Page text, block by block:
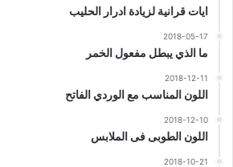
ايات قرانية لزيادة ادرار الحليب
2018-05-17
ما الذي يبطل مفعول الخمر
2018-12-11
اللون المناسب مع الوردي الفاتح
2018-12-10
اللون الطوبى فى الملابس
2018-10-21